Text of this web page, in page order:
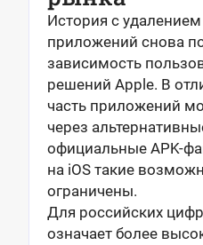
История с
приложений снова
зависимость
решений Apple. В
часть приложений
через
официальные APK-
на iOS такие
ограничены.
Для российских
означает более